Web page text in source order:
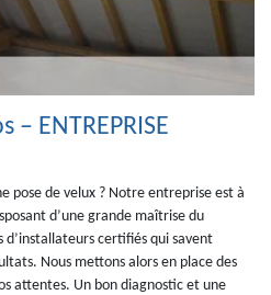
– ENTREPRISE
pose de velux ? Notre entreprise est à
d’une grande maîtrise du
d’installateurs certifiés qui savent
Nous mettons alors en place des
attentes. Un bon diagnostic et une